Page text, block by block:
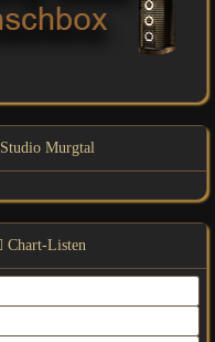
Studio Murgtal
Chart-Listen